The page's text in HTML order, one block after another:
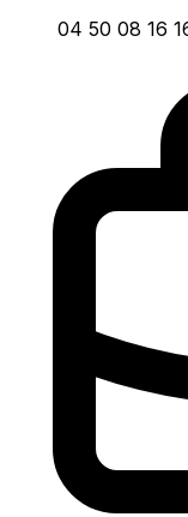
04 50 08 16